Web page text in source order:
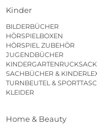
Kinder
BILDERBÜCHER
HÖRSPIELBOXEN
HÖRSPIEL ZUBEHÖR
JUGENDBÜCHER
SACHBÜCHER &
TURNBEUTEL &
KLEIDER
Home & Beauty